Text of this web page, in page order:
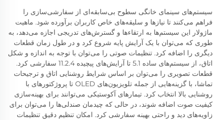
سیستم‌های سینمای خانگی سطوح بی‌سابقه‌ای از سفارشی‌سازی را
فراهم می‌کنند تا نیازها و سلیقه‌های خاص کاربران برآورده شود. ماهیت
ماژولار این سیستم‌ها به ارتقاءها و گسترش‌های تدریجی اجازه می‌دهد، به
طوری که می‌توان با یک آرایش پایه شروع کرد و در طول زمان قطعات
دیگری را اضافه کرد. تنظیمات صوتی را می‌توان با توجه به اندازه و شکل
اتاق، از سیستم‌های ساده 5.1 تا آرایش‌های پیچیده 11.2.4 سفارشی کرد.
قطعات تصویری را می‌توان بر اساس شرایط روشنایی اتاق و ترجیحات
تماشا، با گزینه‌هایی از جمله تلویزیون‌های OLED تا پروژکتورهای با
روشنایی بالا انتخاب کرد. تیمارهای آکوستیکی می‌توانند برای بهینه‌سازی
کیفیت صوت اضافه شوند، در حالی که چیدمان صندلی‌ها را می‌توان برای
زاویه‌های دید و راحتی بهینه سفارشی کرد. امکان تنظیم دقیق تنظیمات